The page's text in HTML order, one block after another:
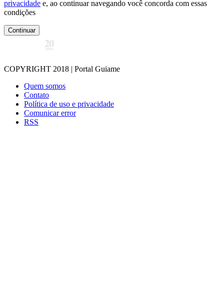
privacidade e, ao continuar navegando você concorda com essas
condições
Continuar
COPYRIGHT 2018 | Portal Guiame
Quem somos
Contato
Política de uso e privacidade
Comunicar error
RSS